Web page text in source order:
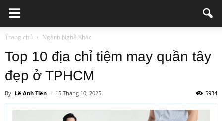
Trang chủ Ngành Nghề Khác
Top 10 địa chỉ tiệm may quần tây
đẹp ở TPHCM
By Lê Anh Tiến - 15 Tháng 10, 2025 5934